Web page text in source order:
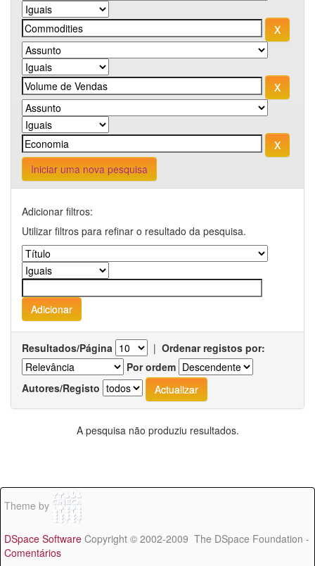
Iniciar uma nova pesquisa
Adicionar filtros:
Utilizar filtros para refinar o resultado da pesquisa.
Resultados/Página | Ordenar registos por:
Por ordem
Autores/Registo
A pesquisa não produziu resultados.
Theme by
DSpace Software Copyright © 2002-2009 The DSpace Foundation -
Comentários